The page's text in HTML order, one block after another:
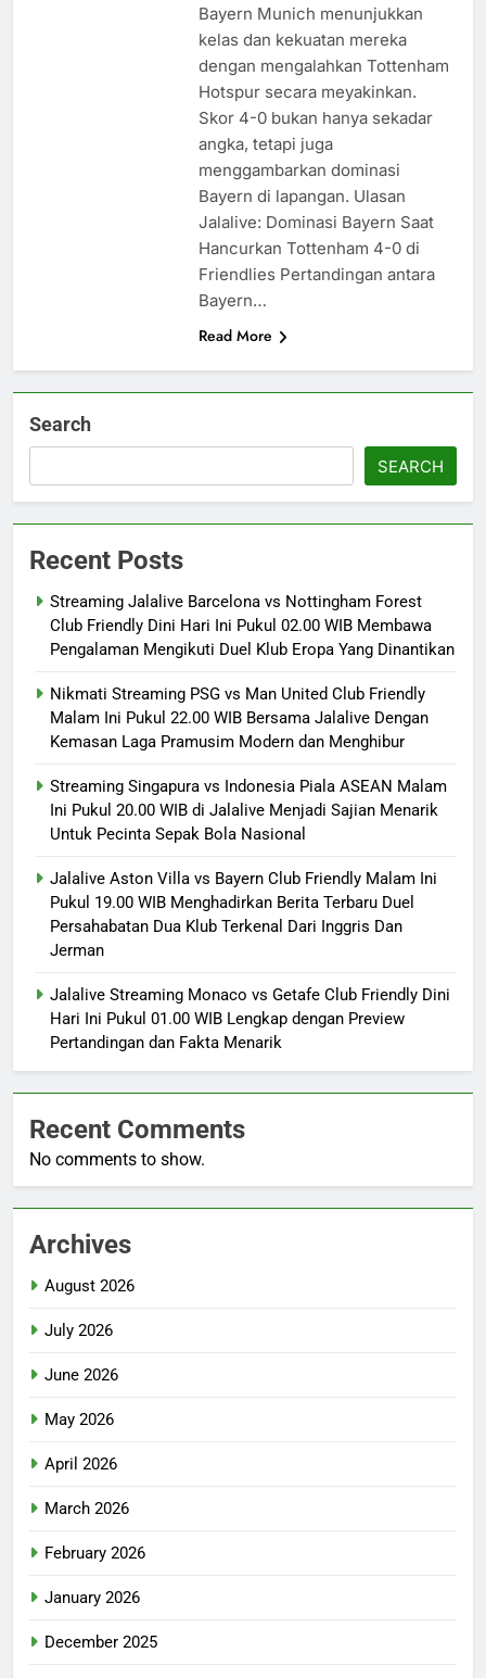
Bayern Munich menunjukkan
kelas dan kekuatan mereka
dengan mengalahkan Tottenham
Hotspur secara meyakinkan.
Skor 4-0 bukan hanya sekadar
angka, tetapi juga
menggambarkan dominasi
Bayern di lapangan. Ulasan
Jalalive: Dominasi Bayern Saat
Hancurkan Tottenham 4-0 di
Friendlies Pertandingan antara
Bayern…
Read More
Search
SEARCH
Recent Posts
Streaming Jalalive Barcelona vs Nottingham Forest
Club Friendly Dini Hari Ini Pukul 02.00 WIB Membawa
Pengalaman Mengikuti Duel Klub Eropa Yang Dinantikan
Nikmati Streaming PSG vs Man United Club Friendly
Malam Ini Pukul 22.00 WIB Bersama Jalalive Dengan
Kemasan Laga Pramusim Modern dan Menghibur
Streaming Singapura vs Indonesia Piala ASEAN Malam
Ini Pukul 20.00 WIB di Jalalive Menjadi Sajian Menarik
Untuk Pecinta Sepak Bola Nasional
Jalalive Aston Villa vs Bayern Club Friendly Malam Ini
Pukul 19.00 WIB Menghadirkan Berita Terbaru Duel
Persahabatan Dua Klub Terkenal Dari Inggris Dan
Jerman
Jalalive Streaming Monaco vs Getafe Club Friendly Dini
Hari Ini Pukul 01.00 WIB Lengkap dengan Preview
Pertandingan dan Fakta Menarik
Recent Comments
No comments to show.
Archives
August 2026
July 2026
June 2026
May 2026
April 2026
March 2026
February 2026
January 2026
December 2025